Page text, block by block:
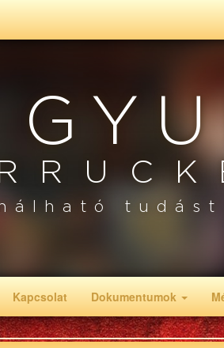
tudást
Kapcsolat Dokumentumok